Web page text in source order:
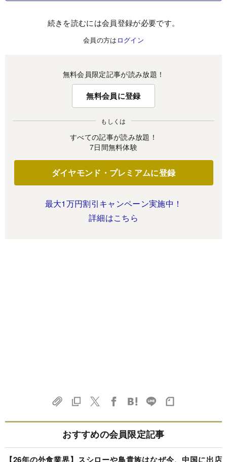
続きを読むには会員登録が必要です。
会員の方は ログイン
無料会員限定記事が読み放題！
無料会員に登録
もしくは
すべての記事が読み放題！
7日間無料体験
ダイヤモンド・プレミアムに登録
最大1万円割引キャンペーン実施中！
詳細はこちら
おすすめの会員限定記事
【26年の外食業界】スシローや鳥貴族はなぜ今、中国に出店